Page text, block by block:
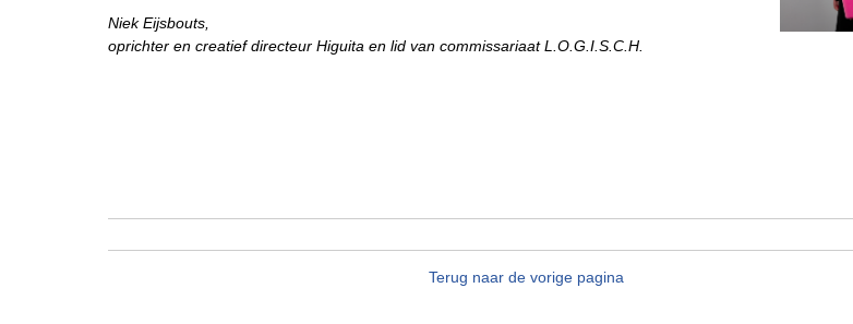
Niek Eijsbouts,
oprichter en creatief directeur Higuita en lid van commissariaat L.O.G.I.S.C.H.
Terug naar de vorige pagina